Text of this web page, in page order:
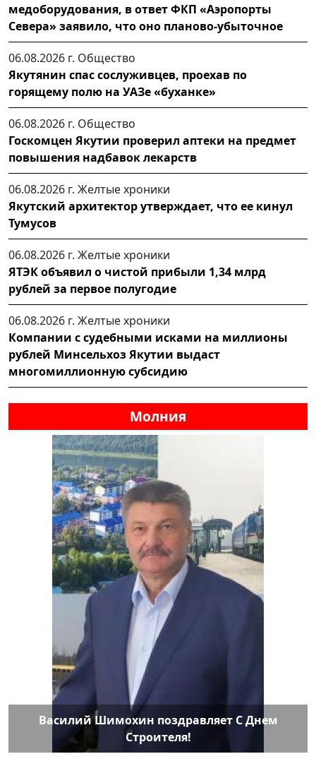
медоборудования, в ответ ФКП «Аэропорты
Севера» заявило, что оно планово-убыточное
06.08.2026 г. Общество
Якутянин спас сослуживцев, проехав по
горящему полю на УАЗе «буханке»
06.08.2026 г. Общество
Госкомцен Якутии проверил аптеки на предмет
повышения надбавок лекарств
06.08.2026 г. Желтые хроники
Якутский архитектор утверждает, что ее кинул
Тумусов
06.08.2026 г. Желтые хроники
ЯТЭК объявил о чистой прибыли 1,34 млрд
рублей за первое полугодие
06.08.2026 г. Желтые хроники
Компании с судебными исками на миллионы
рублей Минсельхоз Якутии выдаст
многомиллионную субсидию
Молния
Василий Шимохин поздравляет С Днем
Строителя!